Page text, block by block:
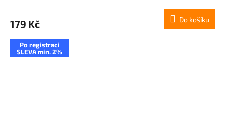
179 Kč Do košíku
Po registraci
SLEVA min. 2%